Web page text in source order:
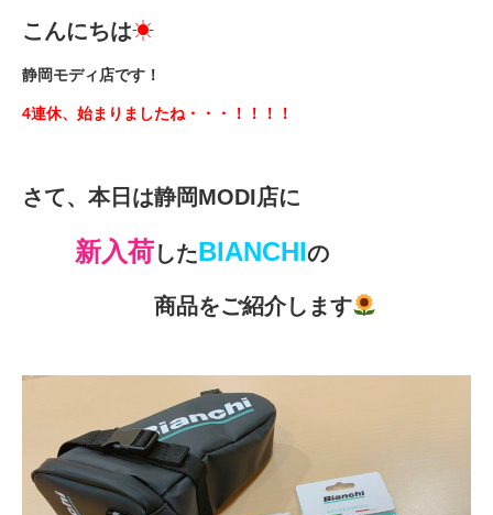
Norwayシリーズ
eVita
店舗ブログ
メディア
こんにちは☀
静岡モディ店です！
4連休、始まりましたね・・・！！！！
さて、本日は静岡MODI店に
新入荷したBIANCHIの
商品をご紹介します